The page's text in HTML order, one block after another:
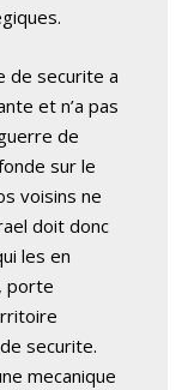
de securite a
et n’a pas
de
sur le
voisins ne
doit donc
les en
porte
securite.
mecanique